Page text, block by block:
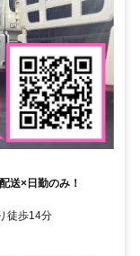
送×日勤のみ！
徒歩14分